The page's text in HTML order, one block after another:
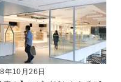
年10月26日